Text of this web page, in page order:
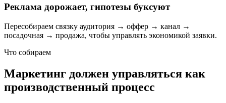
Реклама дорожает, гипотезы буксуют
Пересобираем связку аудитория → оффер → канал →
посадочная → продажа, чтобы управлять экономикой заявки.
Что собираем
Маркетинг должен управляться как
производственный процесс